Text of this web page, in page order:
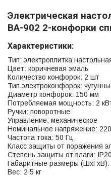
Электрическая
ВА-902 2-конфорки
Характеристики:
Тип: электроплитка
Цвет: коричневая эмаль
Количество конфорок: 2 шт
Тип электроконфорок:
Диаметр конфорок: 150 мм
Потребляемая мощность: 2
Ручки: поворотные
Управление: механическое
Номинальное напряжение:
Частота тока: 50 Гц
Класс защиты от поражения
Степень защиты от влаги: IP20
Габаритные размеры
Вес: 2,5 кг